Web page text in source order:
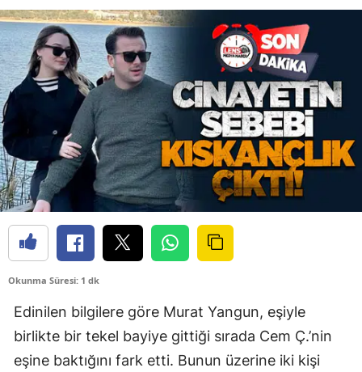
Okunma Süresi: 1 dk
Edinilen bilgilere göre Murat Yangun, eşiyle
birlikte bir tekel bayiye gittiği sırada Cem Ç.’nin
eşine baktığını fark etti. Bunun üzerine iki kişi